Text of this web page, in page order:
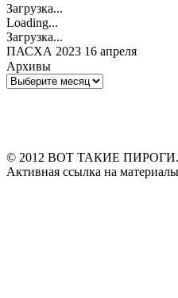
Загрузка...
Loading...
Загрузка...
ПАСХА 2023 16 апреля
Архивы
Архивы
© 2012 ВОТ ТАКИЕ ПИРОГИ.
Активная ссылка на материалы